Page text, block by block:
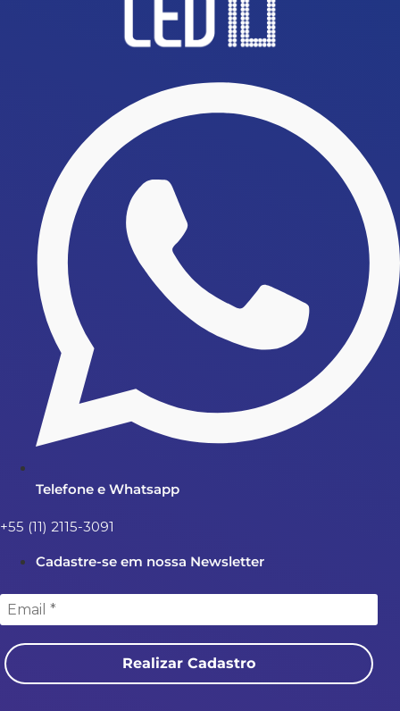
Telefone e Whatsapp
+55 (11) 2115-3091
Cadastre-se em nossa Newsletter
Realizar Cadastro